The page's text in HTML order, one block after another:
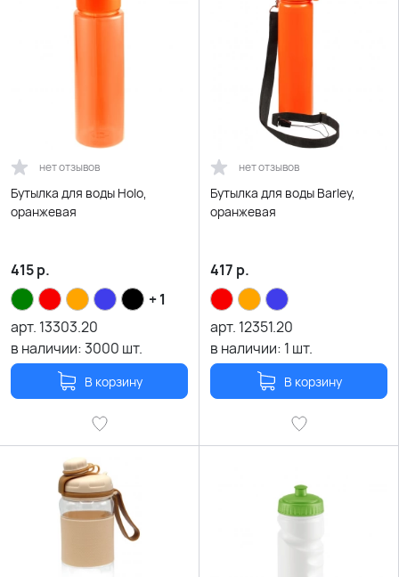
нет отзывов
Бутылка для воды Holo,
оранжевая
415р.
+ 1
арт. 13303.20
в наличии:3000 шт.
В корзину
нет отзывов
Бутылка для воды Barley,
оранжевая
417 р.
арт. 12351.20
в наличии: 1 шт.
В корзину